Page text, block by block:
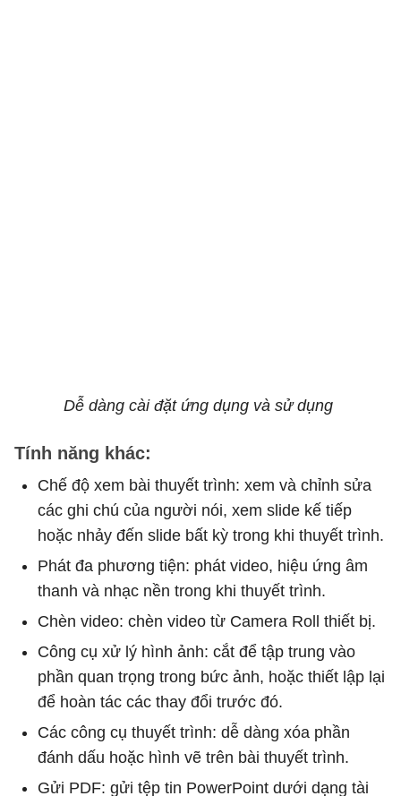
Dễ dàng cài đặt ứng dụng và sử dụng
Tính năng khác:
Chế độ xem bài thuyết trình: xem và chỉnh sửa
các ghi chú của người nói, xem slide kế tiếp
hoặc nhảy đến slide bất kỳ trong khi thuyết trình.
Phát đa phương tiện: phát video, hiệu ứng âm
thanh và nhạc nền trong khi thuyết trình.
Chèn video: chèn video từ Camera Roll thiết bị.
Công cụ xử lý hình ảnh: cắt để tập trung vào
phần quan trọng trong bức ảnh, hoặc thiết lập lại
để hoàn tác các thay đổi trước đó.
Các công cụ thuyết trình: dễ dàng xóa phần
đánh dấu hoặc hình vẽ trên bài thuyết trình.
Gửi PDF: gửi tệp tin PowerPoint dưới dạng tài